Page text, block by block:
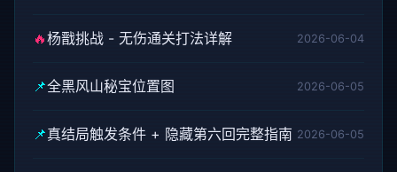
🔥杨戬挑战 - 无伤通关打法详解 2026-06-04
📌全黑风山秘宝位置图 2026-06-05
📌真结局触发条件 + 隐藏第六回完整指南 2026-06-05